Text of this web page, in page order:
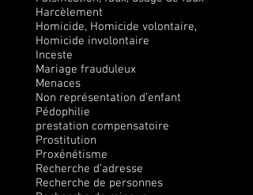
Harcèlement
Homicide, Homicide volontaire,
Homicide involontaire
Inceste
Mariage frauduleux
Menaces
Non représentation d’enfant
Pédophilie
prestation compensatoire
Prostitution
Proxénétisme
Recherche d’adresse
Recherche de personnes